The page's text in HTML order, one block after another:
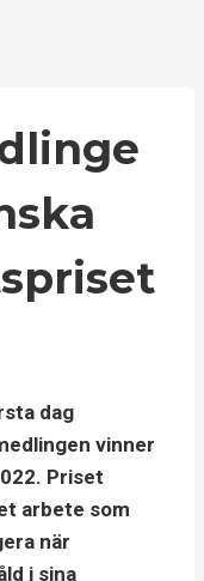
dag
vinner
Priset
arbete som
när
i sina